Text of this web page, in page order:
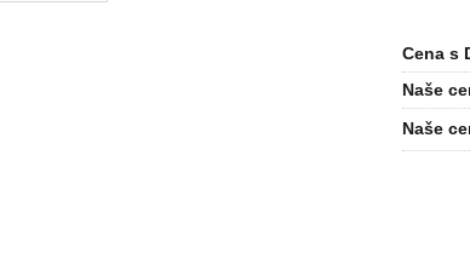
Cena s
Naše
Naše